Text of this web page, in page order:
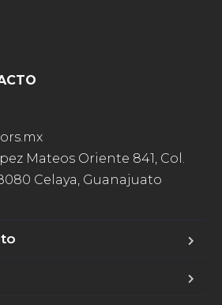
Mateos Oriente 841, Col.
Celaya, Guanajuato